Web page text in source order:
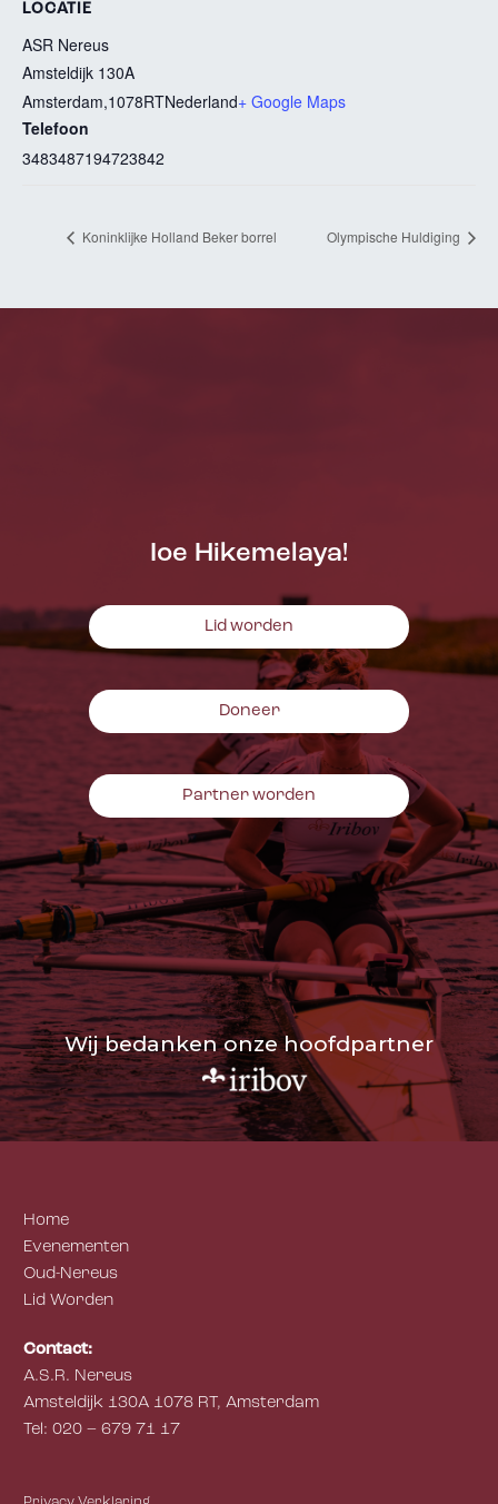
LOCATIE
ASR Nereus
Amsteldijk 130A
Amsterdam,1078RTNederland+ Google Maps
Telefoon
3483487194723842
Koninklijke Holland Beker borrel Olympische Huldiging
Ioe Hikemelaya!
Lid worden
Doneer
Partner worden
Wij bedanken onze hoofdpartner
Home
Evenementen
Oud-Nereus
Lid Worden
Contact:
A.S.R. Nereus
Amsteldijk 130A 1078 RT, Amsterdam
Tel: 020 – 679 71 17